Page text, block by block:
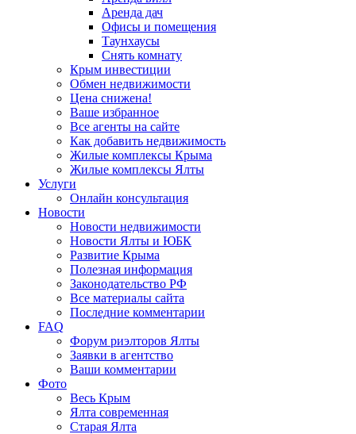
Аренда дач
Офисы и помещения
Таунхаусы
Снять комнату
Крым инвестиции
Обмен недвижимости
Цена снижена!
Ваше избранное
Все агенты на сайте
Как добавить недвижимость
Жилые комплексы Крыма
Жилые комплексы Ялты
Услуги
Онлайн консультация
Новости
Новости недвижимости
Новости Ялты и ЮБК
Развитие Крыма
Полезная информация
Законодательство РФ
Все материалы сайта
Последние комментарии
FAQ
Форум риэлторов Ялты
Заявки в агентство
Ваши комментарии
Фото
Весь Крым
Ялта современная
Старая Ялта